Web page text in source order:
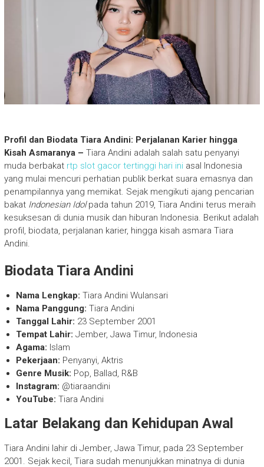
Profil dan Biodata Tiara Andini: Perjalanan Karier hingga
Kisah Asmaranya – Tiara Andini adalah salah satu penyanyi
muda berbakat rtp slot gacor tertinggi hari iniasal Indonesia
yang mulai mencuri perhatian publik berkat suara emasnya dan
penampilannya yang memikat. Sejak mengikuti ajang pencarian
bakat Indonesian Idolpada tahun 2019, Tiara Andini terus meraih
kesuksesan di dunia musik dan hiburan Indonesia. Berikut adalah
profil, biodata, perjalanan karier, hingga kisah asmara Tiara
Andini.
Biodata Tiara Andini
Nama Lengkap: Tiara Andini Wulansari
Nama Panggung: Tiara Andini
Tanggal Lahir: 23 September 2001
Tempat Lahir: Jember, Jawa Timur, Indonesia
Agama: Islam
Pekerjaan: Penyanyi, Aktris
Genre Musik: Pop, Ballad, R&B
Instagram: @tiaraandini
YouTube: Tiara Andini
Latar Belakang dan Kehidupan Awal
Tiara Andini lahir di Jember, Jawa Timur, pada 23 September
2001. Sejak kecil, Tiara sudah menunjukkan minatnya di dunia